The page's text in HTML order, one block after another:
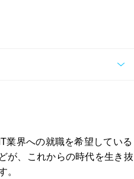
業界への就職を希望している
が、これからの時代を生き抜
。